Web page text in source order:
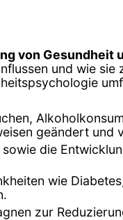
von Gesundheit
und wie sie
geändert und
die
wie
zur